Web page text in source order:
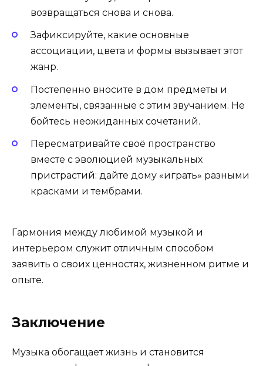
возвращаться снова и снова.
Зафиксируйте, какие основные
ассоциации, цвета и формы вызывает этот
жанр.
Постепенно вносите в дом предметы и
элементы, связанные с этим звучанием. Не
бойтесь неожиданных сочетаний.
Пересматривайте своё пространство
вместе с эволюцией музыкальных
пристрастий: дайте дому «играть» разными
красками и тембрами.
Гармония между любимой музыкой и
интерьером служит отличным способом
заявить о своих ценностях, жизненном ритме и
опыте.
Заключение
Музыка обогащает жизнь и становится